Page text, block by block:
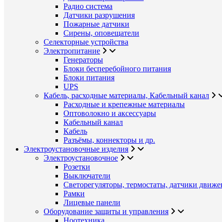
Радио система
Датчики разрушения
Пожарные датчики
Сирены, оповещатели
Селекторные устройства
Электропитание
Генераторы
Блоки бесперебойного питания
Блоки питания
UPS
Кабель, расходные материалы, Кабельный канал
Расходные и крепежные материалы
Оптоволокно и аксессуары
Кабельный канал
Кабель
Разъёмы, коннекторы и др.
Электроустановочные изделия
Электроустановочное
Розетки
Выключатели
Светорегуляторы, термостаты, датчики
Рамки
Лицевые панели
Оборудование защиты и управления
Ноотехника